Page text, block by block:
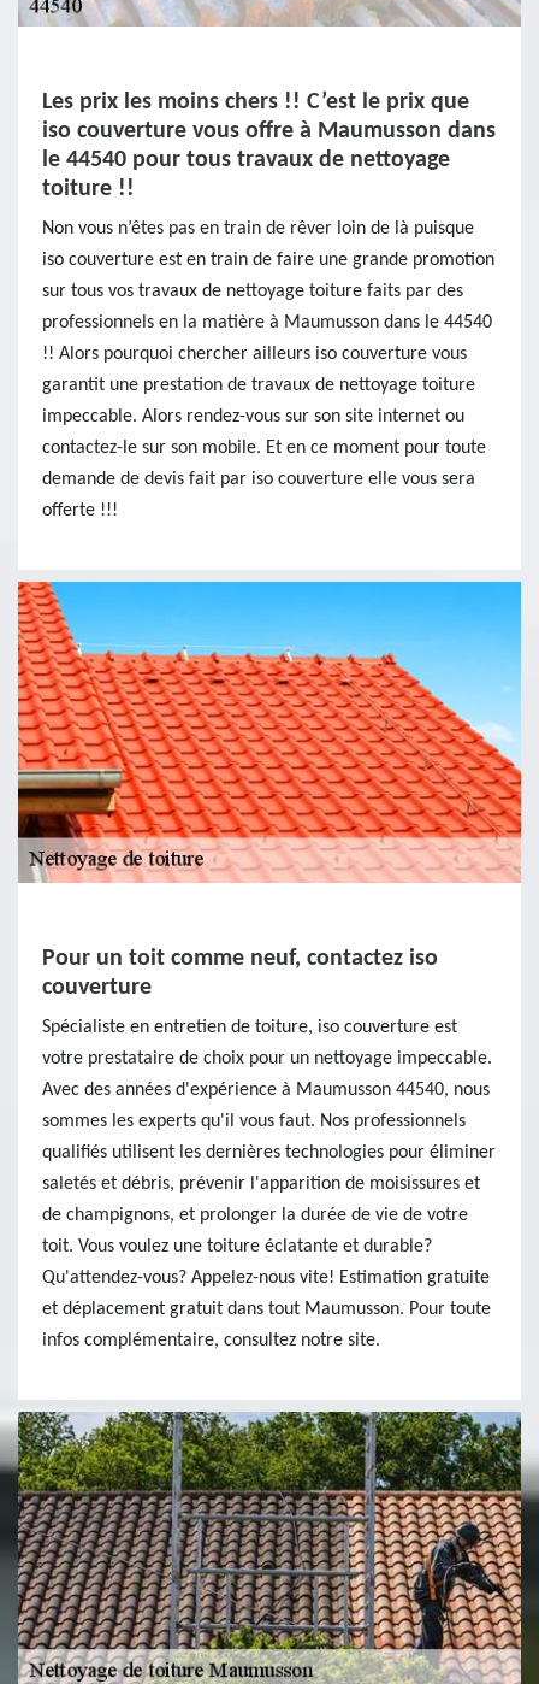
Les prix les moins chers !! C’est le prix que
iso couverture vous offre à Maumusson dans
le 44540 pour tous travaux de nettoyage
toiture !!
Non vous n’êtes pas en train de rêver loin de là puisque
iso couverture est en train de faire une grande promotion
sur tous vos travaux de nettoyage toiture faits par des
professionnels en la matière à Maumusson dans le 44540
!! Alors pourquoi chercher ailleurs iso couverture vous
garantit une prestation de travaux de nettoyage toiture
impeccable. Alors rendez-vous sur son site internet ou
contactez-le sur son mobile. Et en ce moment pour toute
demande de devis fait par iso couverture elle vous sera
offerte !!!
Pour un toit comme neuf, contactez iso
couverture
Spécialiste en entretien de toiture, iso couverture est
votre prestataire de choix pour un nettoyage impeccable.
Avec des années d'expérience à Maumusson 44540, nous
sommes les experts qu'il vous faut. Nos professionnels
qualifiés utilisent les dernières technologies pour éliminer
saletés et débris, prévenir l'apparition de moisissures et
de champignons, et prolonger la durée de vie de votre
toit. Vous voulez une toiture éclatante et durable?
Qu'attendez-vous? Appelez-nous vite! Estimation gratuite
et déplacement gratuit dans tout Maumusson. Pour toute
infos complémentaire, consultez notre site.